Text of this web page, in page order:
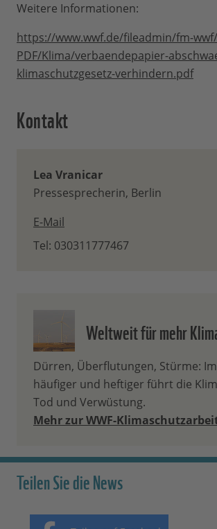
Weitere Informationen:
https://www.wwf.de/fileadmin/fm-
PDF/Klima/verbaendepapier-
klimaschutzgesetz-verhindern.pdf
Kontakt
Lea Vranicar
Pressesprecherin, Berlin
E-Mail
Tel: 030311777467
Weltweit für mehr
Dürren, Überflutungen, Stürme:
häufiger und heftiger führt die
Tod und Verwüstung.
Mehr zur WWF-
Teilen Sie die News